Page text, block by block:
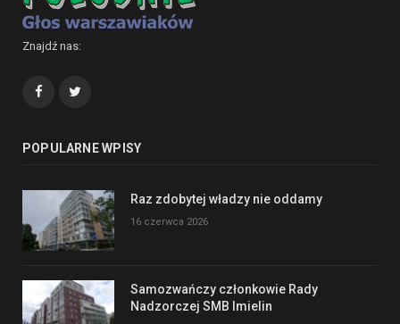
Znajdź nas:
Facebook
POPULARNE WPISY
Raz zdobytej władzy nie oddamy
16 czerwca 2026
Samozwańczy członkowie Rady
Nadzorczej SMB Imielin